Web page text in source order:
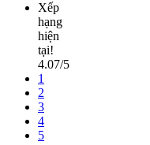
Xếp
hạng
hiện
tại!
4.07/5
1
2
3
4
5